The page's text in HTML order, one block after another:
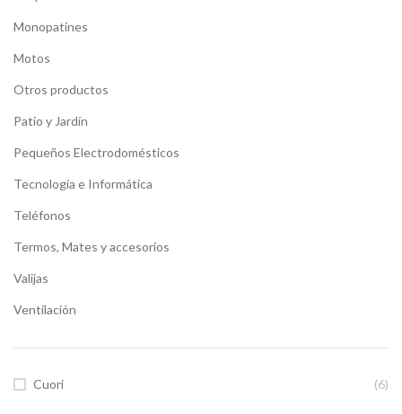
Monopatines
Motos
Otros productos
Patio y Jardín
Pequeños Electrodomésticos
Tecnología e Informática
Teléfonos
Termos, Mates y accesorios
Valijas
Ventilación
Cuori (6)